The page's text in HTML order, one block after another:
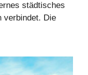
städtisches
verbindet. Die